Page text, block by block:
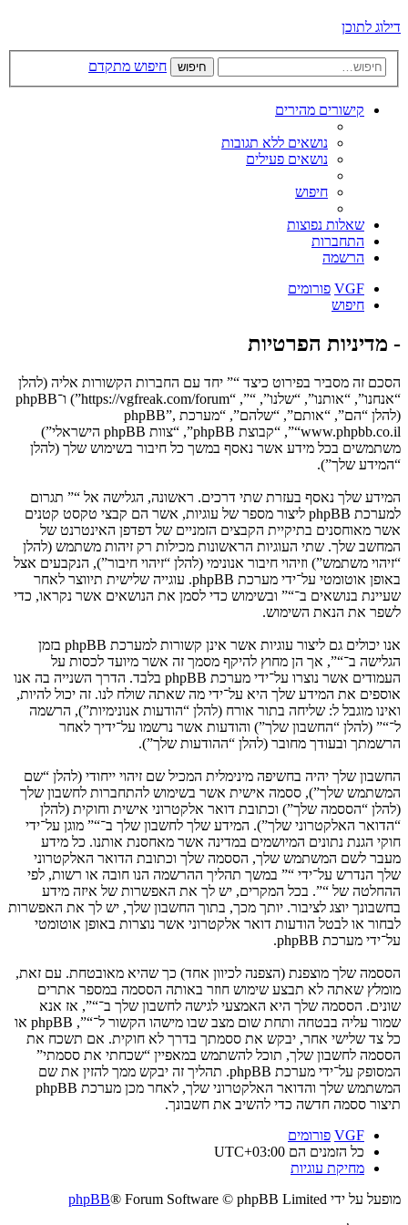
דילוג לתוכן
חיפוש חיפוש מתקדם
קישורים מהירים
נושאים ללא תגובות
נושאים פעילים
חיפוש
שאלות נפוצות
התחברות
הרשמה
VGF פורומים
חיפוש
- מדיניות הפרטיות
הסכם זה מסביר בפירוט כיצד “” יחד עם החברות הקשורות אליה (להלן
“אנחנו”, “אותנו”, “שלנו”, “”, “https://vgfreak.com/forum”) ו־phpBB
(להלן “הם”, “אותם”, “שלהם”, “מערכת phpBB”,
“www.phpbb.co.il”, “קבוצת phpBB”, “צוות phpBB הישראלי”)
משתמשים בכל מידע אשר נאסף במשך כל חיבור בשימוש שלך (להלן
“המידע שלך”).
המידע שלך נאסף בעזרת שתי דרכים. ראשונה, הגלישה אל “” תגרום
למערכת phpBB ליצור מספר של עוגיות, אשר הם קבצי טקסט קטנים
אשר מאוחסנים בתיקיית הקבצים הזמניים של דפדפן האינטרנט של
המחשב שלך. שתי העוגיות הראשונות מכילות רק זיהות משתמש (להלן
“זיהוי משתמש”) וזיהוי חיבור אנונימי (להלן “זיהוי חיבור”), הנקבעים אצל
באופן אוטומטי על־ידי מערכת phpBB. עוגייה שלישית תיווצר לאחר
שעיינת בנושאים ב־“” ובשימוש כדי לסמן את הנושאים אשר נקראו, כדי
לשפר את הנאת השימוש.
אנו יכולים גם ליצור עוגיות אשר אינן קשורות למערכת phpBB בזמן
הגלישה ב־“”, אך הן מחוץ להיקף מסמך זה אשר מיועד לכסות על
העמודים אשר נוצרו על־ידי מערכת phpBB בלבד. הדרך השנייה בה אנו
אוספים את המידע שלך היא על־ידי מה שאתה שולח לנו. זה יכול להיות,
ואינו מוגבל ל: שליחה בתור אורח (להלן “הודעות אנונימיות”), הרשמה
ל־“” (להלן “החשבון שלך”) והודעות אשר נרשמו על־ידיך לאחר
הרשמתך ובעודך מחובר (להלן “ההודעות שלך”).
החשבון שלך יהיה בחשיפה מינימלית המכיל שם זיהוי ייחודי (להלן “שם
המשתמש שלך”), ססמה אישית אשר בשימוש להתחברות לחשבון שלך
(להלן “הססמה שלך”) וכתובת דואר אלקטרוני אישית וחוקית (להלן
“הדואר האלקטרוני שלך”). המידע שלך לחשבון שלך ב־“” מוגן על־ידי
חוקי הגנת נתונים המיושמים במדינה אשר מאחסנת אותנו. כל מידע
מעבר לשם המשתמש שלך, הססמה שלך וכתובת הדואר האלקטרוני
שלך הנדרש על־ידי “” במשך תהליך ההרשמה הנו חובה או רשות, לפי
ההחלטה של “”. בכל המקרים, יש לך את האפשרות של איזה מידע
בחשבונך יוצג לציבור. יותך מכך, בתוך החשבון שלך, יש לך את האפשרות
לבחור או לבטל הודעות דואר אלקטרוני אשר נוצרות באופן אוטומטי
על־ידי מערכת phpBB.
הססמה שלך מוצפנת (הצפנה לכיוון אחד) כך שהיא מאובטחת. עם זאת,
מומלץ שאתה לא תבצע שימוש חוזר באותה הססמה במספר אתרים
שונים. הססמה שלך היא האמצעי לגישה לחשבון שלך ב־“”, אז אנא
שמור עליה בבטחה ותחת שום מצב שבו מישהו הקשור ל־“”, phpBB או
כל צד שלישי אחר, יבקש את ססמתך בדרך לא חוקית. אם תשכח את
הססמה לחשבון שלך, תוכל להשתמש במאפיין “שכחתי את ססמתי”
המסופק על־ידי מערכת phpBB. תהליך זה יבקש ממך להזין את שם
המשתמש שלך והדואר האלקטרוני שלך, לאחר מכן מערכת phpBB
תיצור ססמה חדשה כדי להשיב את חשבונך.
VGF פורומים
כל הזמנים הם UTC+03:00
מחיקת עוגיות
מופעל על ידי
phpBB® Forum Software © phpBB Limited